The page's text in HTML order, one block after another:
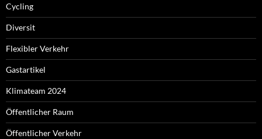
Cycling
Diversit
Flexibler Verkehr
Gastartikel
Klimateam 2024
Öffentlicher Raum
Öffentlicher Verkehr